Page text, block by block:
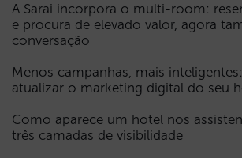
A Sarai incorpora o multi-room:
e procura de elevado valor, agora
conversação
Menos campanhas, mais
atualizar o marketing digital do seu
Como aparece um hotel nos
três camadas de visibilidade